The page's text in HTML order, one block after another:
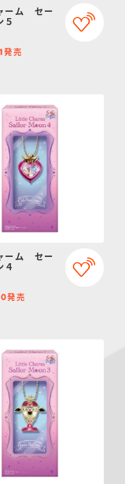
ーム セー
５
発売
ーム セー
４
発売